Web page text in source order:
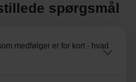
spørgsmål
medfølger er for kort - hvad